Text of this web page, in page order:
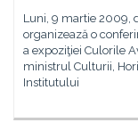
Luni, 9 martie 2009,
organizează o
a expoziţiei Culorile
ministrul Culturii,
Institutului